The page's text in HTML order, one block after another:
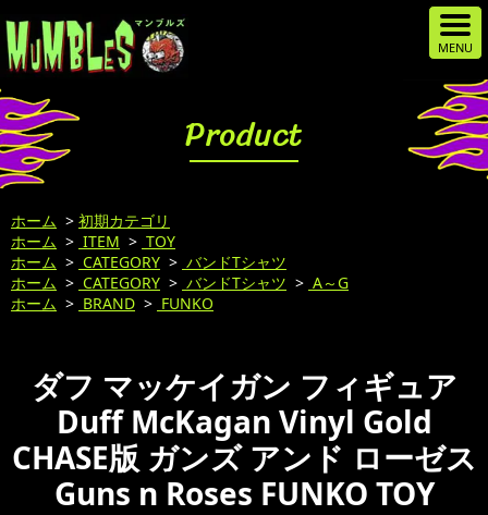
Product
ホーム > 初期カテゴリ
ホーム > ITEM > TOY
ホーム > CATEGORY > バンドTシャツ
ホーム > CATEGORY > バンドTシャツ > A～G
ホーム > BRAND > FUNKO
ダフ マッケイガン フィギュア
Duff McKagan Vinyl Gold
CHASE版 ガンズ アンド ローゼス
Guns n Roses FUNKO TOY